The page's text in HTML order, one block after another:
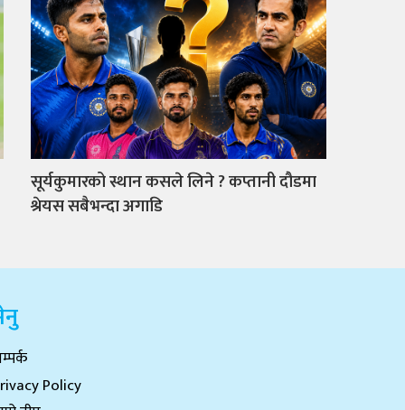
सूर्यकुमारको स्थान कसले लिने ? कप्तानी दौडमा
श्रेयस सबैभन्दा अगाडि
Policy